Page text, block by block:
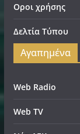
Οροι χρήσης
Δελτία Τύπου
Αγαπημένα
Web Radio
Web TV